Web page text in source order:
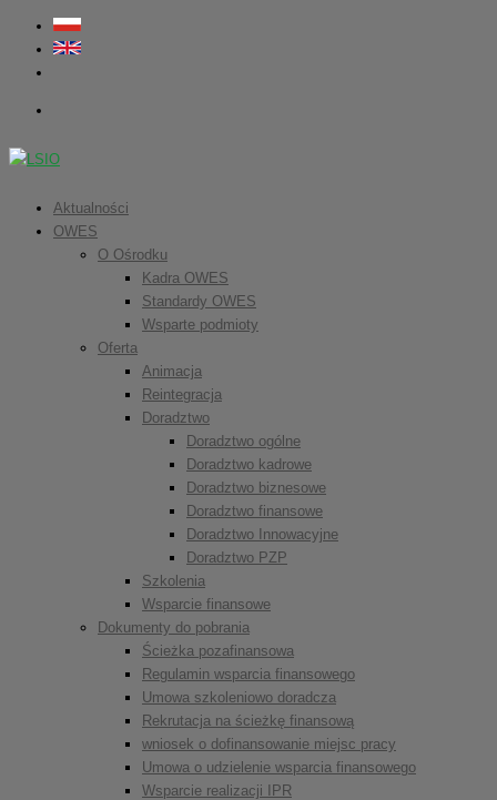
Aktualności
OWES
O Ośrodku
Kadra OWES
Standardy OWES
Wsparte podmioty
Oferta
Animacja
Reintegracja
Doradztwo
Doradztwo ogólne
Doradztwo kadrowe
Doradztwo biznesowe
Doradztwo finansowe
Doradztwo Innowacyjne
Doradztwo PZP
Szkolenia
Wsparcie finansowe
Dokumenty do pobrania
Ścieżka pozafinansowa
Regulamin wsparcia finansowego
Umowa szkoleniowo doradcza
Rekrutacja na ścieżkę finansową
wniosek o dofinansowanie miejsc pracy
Umowa o udzielenie wsparcia finansowego
Wsparcie realizacji IPR